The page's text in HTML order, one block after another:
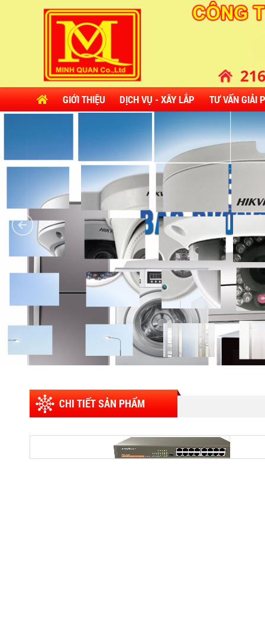
GIỚI THIỆU DỊCH VỤ - XÂY LẮP TƯ VẤN GIẢI
CHI TIẾT SẢN PHẨM